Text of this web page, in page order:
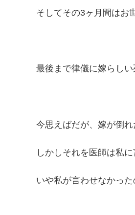
そしてその3ヶ月間はお
最後まで律儀に嫁らしい
今思えばだが、嫁が倒
しかしそれを医師は私に
いや私が言わせなかった